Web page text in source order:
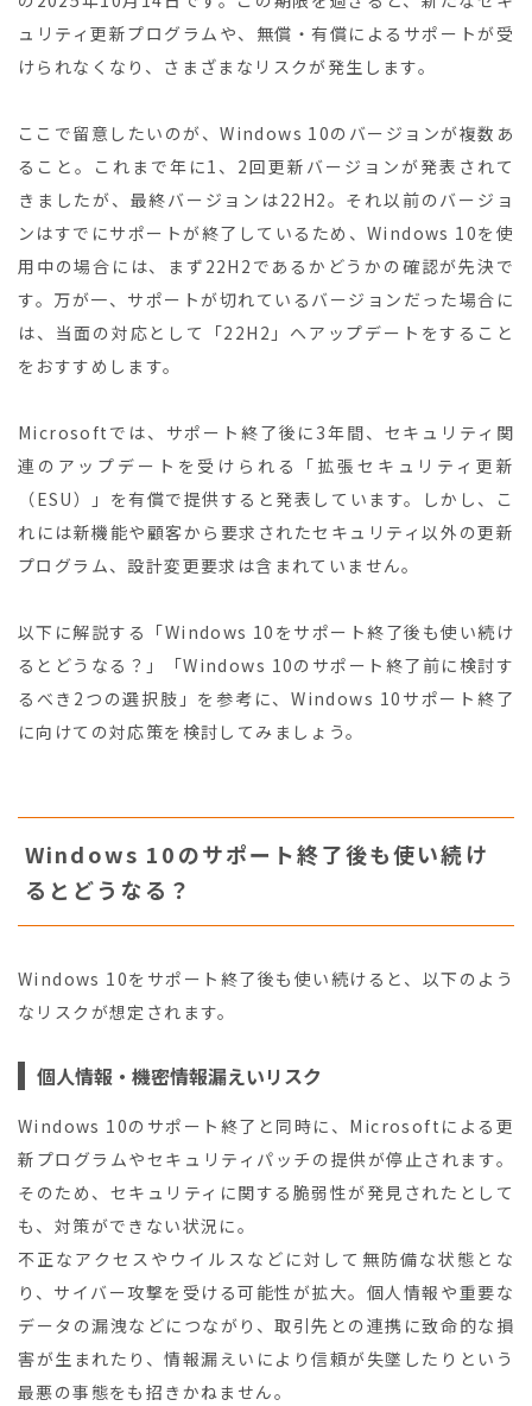
ュリティ更新プログラムや、無償・有償によるサポートが受
けられなくなり、さまざまなリスクが発生します。
ここで留意したいのが、Windows 10のバージョンが複数あ
ること。これまで年に1、2回更新バージョンが発表されて
きましたが、最終バージョンは22H2。それ以前のバージョ
ンはすでにサポートが終了しているため、Windows 10を使
用中の場合には、まず22H2であるかどうかの確認が先決で
す。万が一、サポートが切れているバージョンだった場合に
は、当面の対応として「22H2」へアップデートをすること
をおすすめします。
Microsoftでは、サポート終了後に3年間、セキュリティ関
連のアップデートを受けられる「拡張セキュリティ更新
（ESU）」を有償で提供すると発表しています。しかし、こ
れには新機能や顧客から要求されたセキュリティ以外の更新
プログラム、設計変更要求は含まれていません。
以下に解説する「Windows 10をサポート終了後も使い続け
るとどうなる？」「Windows 10のサポート終了前に検討す
るべき2つの選択肢」を参考に、Windows 10サポート終了
に向けての対応策を検討してみましょう。
Windows 10のサポート終了後も使い続け
るとどうなる？
Windows 10をサポート終了後も使い続けると、以下のよう
なリスクが想定されます。
個人情報・機密情報漏えいリスク
Windows 10のサポート終了と同時に、Microsoftによる更
新プログラムやセキュリティパッチの提供が停止されます。
そのため、セキュリティに関する脆弱性が発見されたとして
も、対策ができない状況に。
不正なアクセスやウイルスなどに対して無防備な状態とな
り、サイバー攻撃を受ける可能性が拡大。個人情報や重要な
データの漏洩などにつながり、取引先との連携に致命的な損
害が生まれたり、情報漏えいにより信頼が失墜したりという
最悪の事態をも招きかねません。